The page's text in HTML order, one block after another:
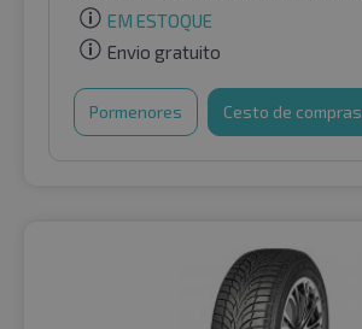
EM ESTOQUE
Envio gratuito
Pormenores Cesto de compras